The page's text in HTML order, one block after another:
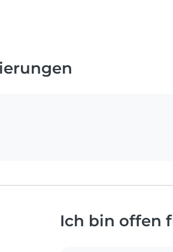
Ich bin offen